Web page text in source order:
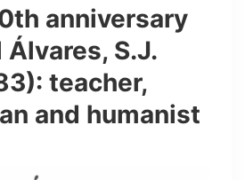
anniversary
S.J.
teacher,
and humanist